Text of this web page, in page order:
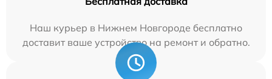
Наш курьер в Нижнем Новгороде бесплатно
доставит ваше устройство на ремонт и обратно.